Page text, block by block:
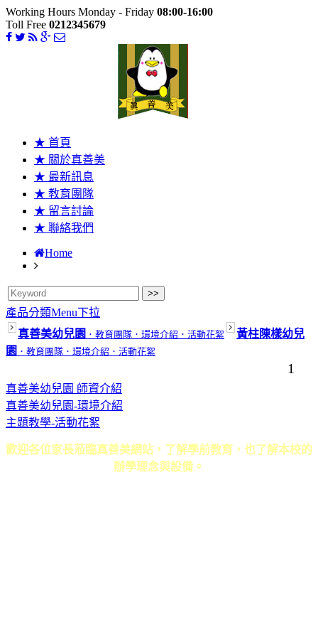
Working Hours Monday - Friday 08:00-16:00
Toll Free 0212345679
★ 首頁
★ 關於真善美
★ 最新訊息
★ 教育團隊
★ 留言討論
★ 聯絡我們
Home
產品分類Menu下拉
真善美幼兒園 ．教育團隊 ．環境介紹 ．活動花絮
黃柱陳樣幼兒
園 ．教育團隊 ．環境介紹 ．活動花絮
1
真善美幼兒園 師資介紹
真善美幼兒園-環境介紹
主題教學-活動花絮
歡迎各位家長蒞臨真善美網站，了解學前教育，也了解本校的
辦學理念與設備。